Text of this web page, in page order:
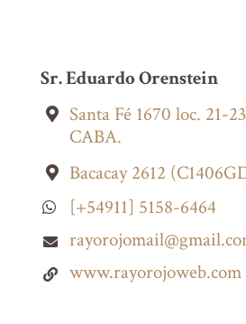
Sr. Eduardo Orenstein

Santa Fé 1670 loc. 21-
CABA.
 Bacacay 2612
 [+54911] 5158-6464

 www.rayorojoweb.com